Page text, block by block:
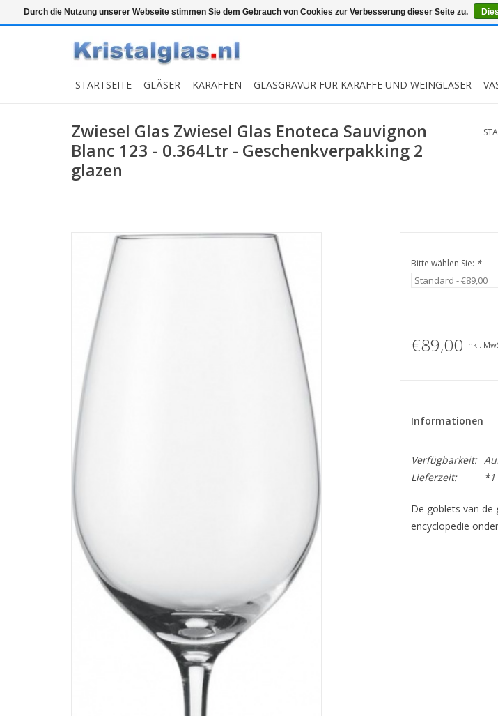
Top klasse Snelle levering Graveren
STARTSEITE GLÄSER KARAFFEN GLASGRAVUR FUR KARAFFE UND WEINGLASER
Zwiesel Glas Zwiesel Glas Enoteca Sauvignon
Blanc 123 - 0.364Ltr - Geschenkverpakking 2
glazen
Bitte wählen Sie: *
€89,00 Inkl.
Informationen
Verfügbarkeit:
Lieferzeit:
*1
De goblets van de
encyclopedie
Durch die Nutzung unserer Webseite stimmen Sie dem Gebrauch von Cookies zur Verbesserung dieser Seite zu.